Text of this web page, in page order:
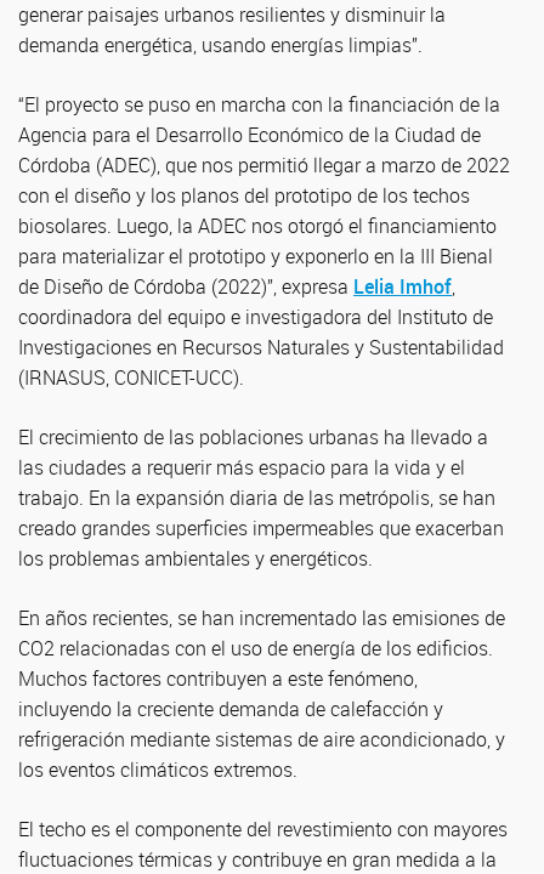
generar paisajes urbanos resilientes y disminuir la
demanda energética, usando energías limpias”.
“El proyecto se puso en marcha con la financiación de la
Agencia para el Desarrollo Económico de la Ciudad de
Córdoba (ADEC), que nos permitió llegar a marzo de 2022
con el diseño y los planos del prototipo de los techos
biosolares. Luego, la ADEC nos otorgó el financiamiento
para materializar el prototipo y exponerlo en la III Bienal
de Diseño de Córdoba (2022)”, expresa Lelia Imhof,
coordinadora del equipo e investigadora del Instituto de
Investigaciones en Recursos Naturales y Sustentabilidad
(IRNASUS, CONICET-UCC).
El crecimiento de las poblaciones urbanas ha llevado a
las ciudades a requerir más espacio para la vida y el
trabajo. En la expansión diaria de las metrópolis, se han
creado grandes superficies impermeables que exacerban
los problemas ambientales y energéticos.
En años recientes, se han incrementado las emisiones de
CO2 relacionadas con el uso de energía de los edificios.
Muchos factores contribuyen a este fenómeno,
incluyendo la creciente demanda de calefacción y
refrigeración mediante sistemas de aire acondicionado, y
los eventos climáticos extremos.
El techo es el componente del revestimiento con mayores
fluctuaciones térmicas y contribuye en gran medida a la